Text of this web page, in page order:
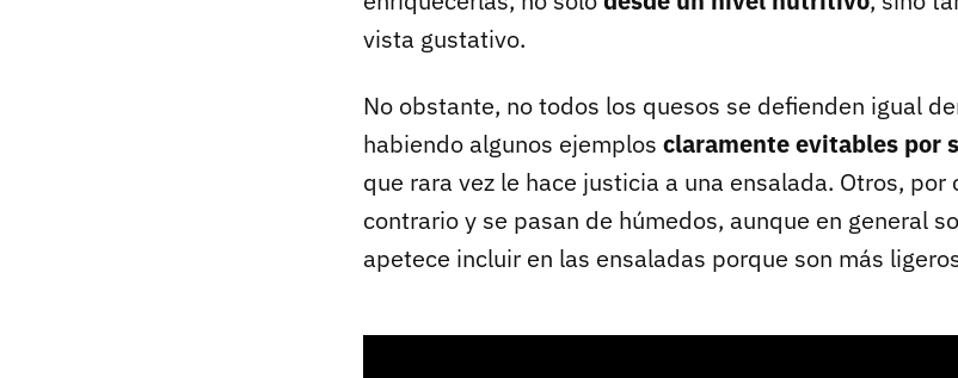
vista gustativo.
No obstante, no todos los quesos se defienden igual
habiendo algunos ejemplos claramente evitables por
que rara vez le hace justicia a una ensalada. Otros, por
contrario y se pasan de húmedos, aunque en general
apetece incluir en las ensaladas porque son más